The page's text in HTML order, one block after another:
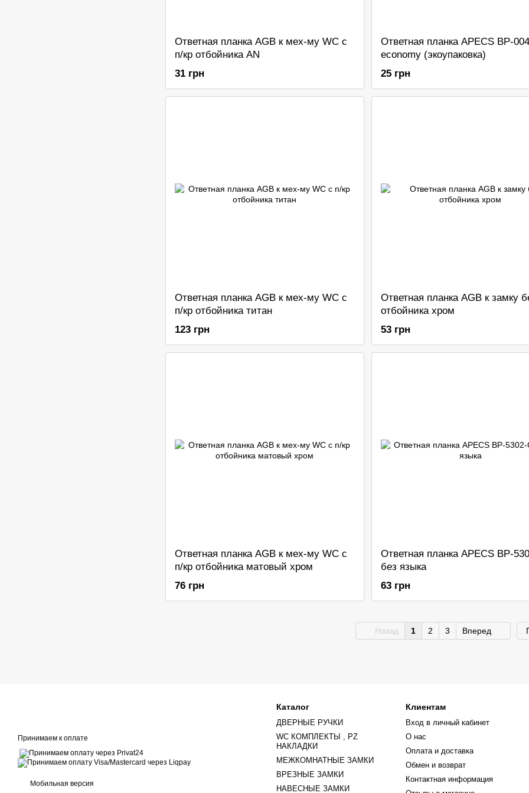
Ответная планка AGB к мех-му WC с
п/кр отбойника AN
31 грн
Ответная планка APECS BP-
economy (экоупаковка)
25 грн
Ответная планка AGB к мех-му WC с
п/кр отбойника титан
123 грн
Ответная планка AGB к замку
отбойника хром
53 грн
Ответная планка AGB к мех-му WC с
п/кр отбойника матовый хром
76 грн
Ответная планка APECS BP-
без языка
63 грн
Назад 1 2 3 Вперед
Принимаем к оплате
Мобильная версия
Каталог
ДВЕРНЫЕ РУЧКИ
WC КОМПЛЕКТЫ , PZ
НАКЛАДКИ
МЕЖКОМНАТНЫЕ ЗАМКИ
ВРЕЗНЫЕ ЗАМКИ
НАВЕСНЫЕ ЗАМКИ
Клиентам
Вход в личный кабинет
О нас
Оплата и доставка
Обмен и возврат
Контактная информация